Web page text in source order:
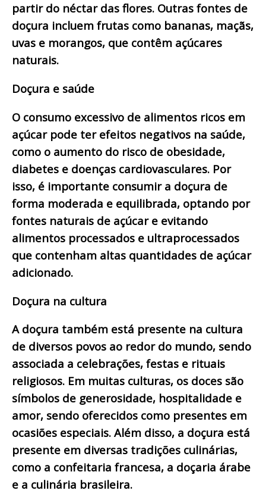
partir do néctar das flores. Outras fontes de
doçura incluem frutas como bananas, maçãs,
uvas e morangos, que contêm açúcares
naturais.
Doçura e saúde
O consumo excessivo de alimentos ricos em
açúcar pode ter efeitos negativos na saúde,
como o aumento do risco de obesidade,
diabetes e doenças cardiovasculares. Por
isso, é importante consumir a doçura de
forma moderada e equilibrada, optando por
fontes naturais de açúcar e evitando
alimentos processados e ultraprocessados
que contenham altas quantidades de açúcar
adicionado.
Doçura na cultura
A doçura também está presente na cultura
de diversos povos ao redor do mundo, sendo
associada a celebrações, festas e rituais
religiosos. Em muitas culturas, os doces são
símbolos de generosidade, hospitalidade e
amor, sendo oferecidos como presentes em
ocasiões especiais. Além disso, a doçura está
presente em diversas tradições culinárias,
como a confeitaria francesa, a doçaria árabe
e a culinária brasileira.